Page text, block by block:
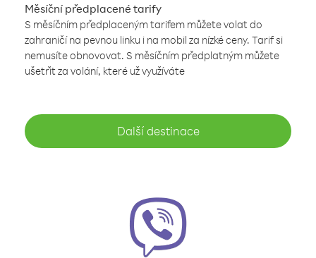
Měsíční předplacené tarify
S měsíčním předplaceným tarifem můžete volat do
zahraničí na pevnou linku i na mobil za nízké ceny. Tarif si
nemusíte obnovovat. S měsíčním předplatným můžete
ušetřit za volání, které už využíváte
Další destinace